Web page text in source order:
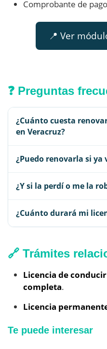
Comprobante de
📍 Ver
❓ Preguntas
¿Cuánto cuesta
en Veracruz?
¿Puedo renovarla si ya
¿Y si la perdí o me la
¿Cuánto durará mi
🔗 Trámites
Licencia de
completa.
Licencia
Te puede interesar